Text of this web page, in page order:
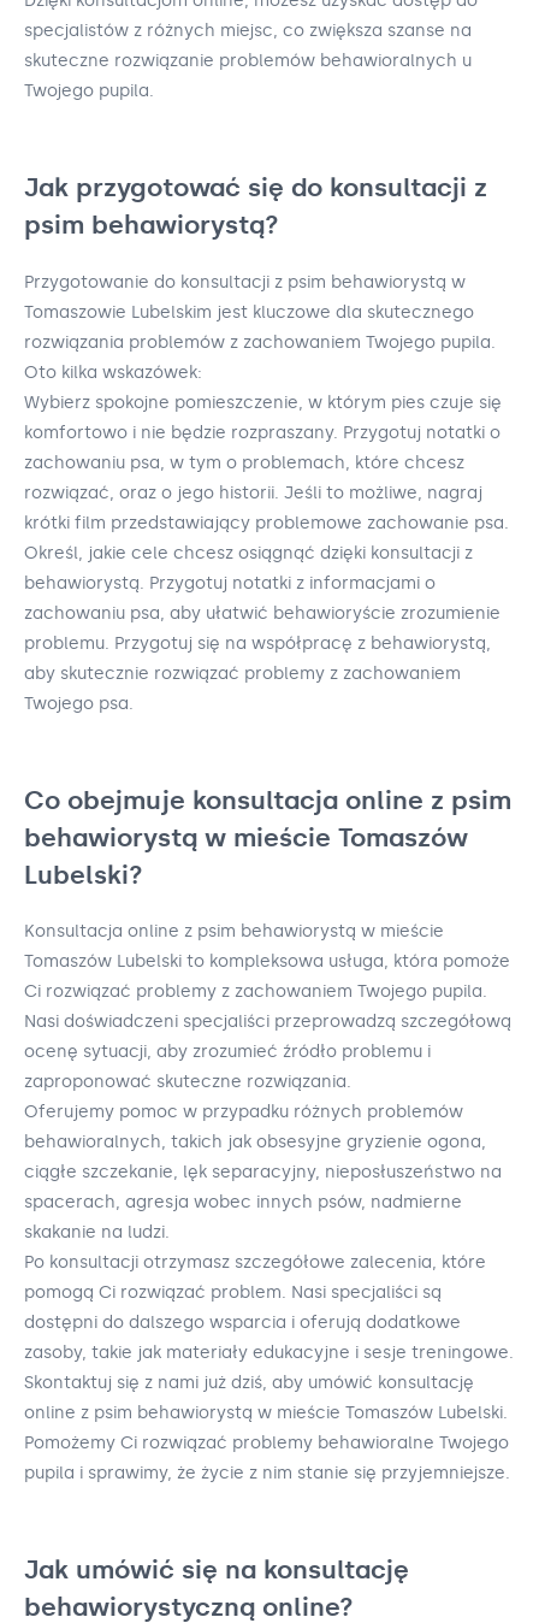
specjalistów z różnych miejsc, co zwiększa szanse na
skuteczne rozwiązanie problemów behawioralnych u
Twojego pupila.
Jak przygotować się do konsultacji z
psim behawiorystą?
Przygotowanie do konsultacji z psim behawiorystą w
Tomaszowie Lubelskim jest kluczowe dla skutecznego
rozwiązania problemów z zachowaniem Twojego pupila.
Oto kilka wskazówek:
Wybierz spokojne pomieszczenie, w którym pies czuje się
komfortowo i nie będzie rozpraszany. Przygotuj notatki o
zachowaniu psa, w tym o problemach, które chcesz
rozwiązać, oraz o jego historii. Jeśli to możliwe, nagraj
krótki film przedstawiający problemowe zachowanie psa.
Określ, jakie cele chcesz osiągnąć dzięki konsultacji z
behawiorystą. Przygotuj notatki z informacjami o
zachowaniu psa, aby ułatwić behawioryście zrozumienie
problemu. Przygotuj się na współpracę z behawiorystą,
aby skutecznie rozwiązać problemy z zachowaniem
Twojego psa.
Co obejmuje konsultacja online z psim
behawiorystą w mieście Tomaszów
Lubelski?
Konsultacja online z psim behawiorystą w mieście
Tomaszów Lubelski to kompleksowa usługa, która pomoże
Ci rozwiązać problemy z zachowaniem Twojego pupila.
Nasi doświadczeni specjaliści przeprowadzą szczegółową
ocenę sytuacji, aby zrozumieć źródło problemu i
zaproponować skuteczne rozwiązania.
Oferujemy pomoc w przypadku różnych problemów
behawioralnych, takich jak obsesyjne gryzienie ogona,
ciągłe szczekanie, lęk separacyjny, nieposłuszeństwo na
spacerach, agresja wobec innych psów, nadmierne
skakanie na ludzi.
Po konsultacji otrzymasz szczegółowe zalecenia, które
pomogą Ci rozwiązać problem. Nasi specjaliści są
dostępni do dalszego wsparcia i oferują dodatkowe
zasoby, takie jak materiały edukacyjne i sesje treningowe.
Skontaktuj się z nami już dziś, aby umówić konsultację
online z psim behawiorystą w mieście Tomaszów Lubelski.
Pomożemy Ci rozwiązać problemy behawioralne Twojego
pupila i sprawimy, że życie z nim stanie się przyjemniejsze.
Jak umówić się na konsultację
behawiorystyczną online?